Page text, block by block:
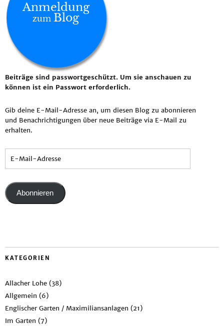
Anmeldung
zum Blog
Beiträge sind passwortgeschützt. Um sie anschauen zu
können ist ein Passwort erforderlich.
Gib deine E-Mail-Adresse an, um diesen Blog zu abonnieren
und Benachrichtigungen über neue Beiträge via E-Mail zu
erhalten.
Abonnieren
KATEGORIEN
Allacher Lohe (38)
Allgemein (6)
Englischer Garten / Maximiliansanlagen (21)
Im Garten (7)